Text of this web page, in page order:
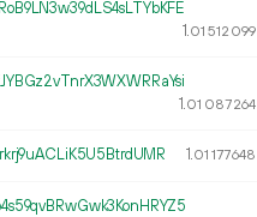
1.01 512 099
1.01 087264
1.01 177648